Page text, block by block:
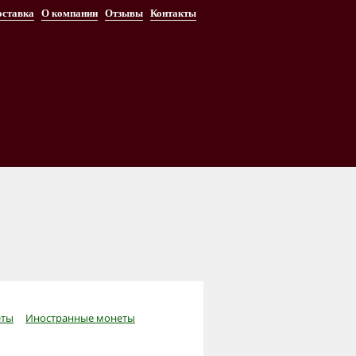
О компании Отзывы Контакты
Иностранные монеты